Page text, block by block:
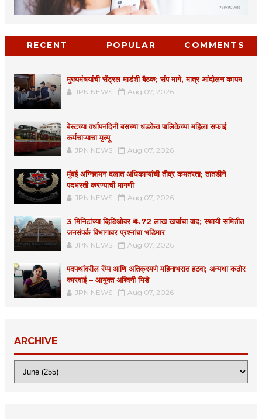
RECENT POPULAR COMMENTS
मुख्यमंत्र्यांची सेंट्रल मार्डशी बैठक; संप मागे, मात्र आंदोलन कायम
JPN NEWS Aug 07, 2026
बेस्टच्या वर्धापनदिनी बसच्या धडकेत पालिकेच्या महिला सफाई
कर्मचाऱ्याचा मृत्यू
JPN NEWS Aug 07, 2026
मुंबई अग्निशमन दलात अधिकाऱ्यांची तीव्र कमतरता; तातडीने
पदभरती करण्याची मागणी
JPN NEWS Aug 07, 2026
3 मिनिटांच्या व्हिडिओवर ₹4.72 लाख खर्चाचा वाद; स्थायी समितीत
जनसंपर्क विभागावर प्रश्नांचा भडिमार
JPN NEWS Aug 07, 2026
पदपथांवरील रॅम्प आणि अतिक्रमणे महिनाभरात हटवा; अन्यथा कठोर
कारवाई – आयुक्त अश्विनी भिडे
JPN NEWS Aug 07, 2026
ARCHIVE